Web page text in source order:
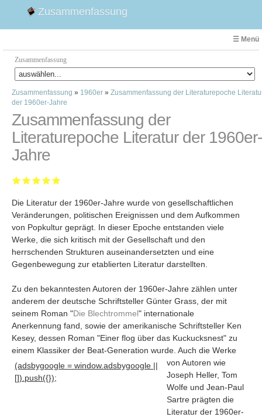
Zusammenfassung
☰ Menü
Zusammenfassung
Faust
Effi Briest
Emilia Galotti
1. Weltkrieg Zusammenfassung
2. Weltkrieg
Die Räuber
Maria Stuart
Woyzeck
Zusammenfassung » 1960er » Zusammenfassung der Literaturepoche
der 1960er-Jahre
Zusammenfassung der
Literaturepoche Literatur der 1960er-
Jahre
Die Literatur der 1960er-Jahre wurde von gesellschaftlichen
Veränderungen, politischen Ereignissen und dem Aufkommen
von Popkultur geprägt. In dieser Epoche entstanden viele
Werke, die sich kritisch mit der Gesellschaft und den
herrschenden Strukturen auseinandersetzten und eine
Gegenbewegung zur etablierten Literatur darstellten.
Zu den bekanntesten Autoren der 1960er-Jahre zählen unter
anderem der deutsche Schriftsteller Günter Grass, der mit
seinem Roman "Die Blechtrommel" internationale
Anerkennung fand, sowie der amerikanische Schriftsteller Ken
Kesey, dessen Roman "Einer flog über das Kuckucksnest" zu
einem Klassiker der Beat-Generation wurde
(adsbygoogle = window.adsbygoogle ||
[]).push({});
. Auch die Werke
von Autoren wie
Joseph Heller, Tom
Wolfe und Jean-Paul
Sartre prägten die
Literatur der 1960er-